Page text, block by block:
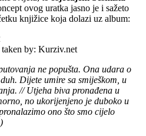
ovog uratka jasno je i sažeto
knjižice koja dolazi uz album:
taken by: Kurziv.net
ne popušta. Ona udara o
Dijete umire sa smiješkom, u
// Utjeha biva pronađena u
no ukorijenjeno je duboko u
ono što smo cijelo